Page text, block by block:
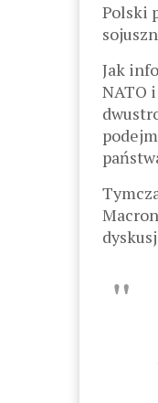
Polski
Jak
NATO